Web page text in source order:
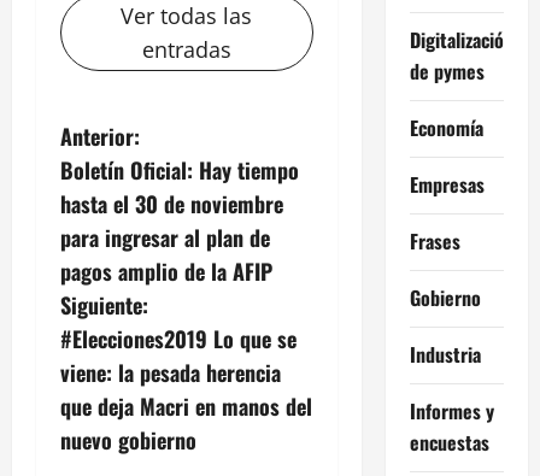
Ver todas las
entradas
N
a
v
e
g
a
c
Anterior:
Boletín Oficial: Hay tiempo
hasta el 30 de noviembre
para ingresar al plan de
pagos amplio de la AFIP
Siguiente:
#Elecciones2019 Lo que se
viene: la pesada herencia
que deja Macri en manos del
nuevo gobierno
Digitalización
de pymes
Economía
Empresas
Frases
Gobierno
Industria
Informes y
encuestas